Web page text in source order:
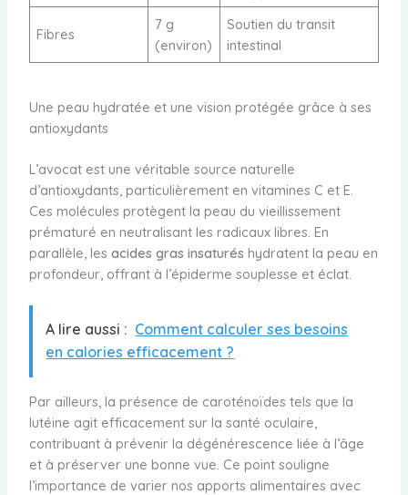
Fibres
7 g
(environ)
Soutien du transit
intestinal
Une peau hydratée et une vision protégée grâce à ses
antioxydants
L’avocat est une véritable source naturelle
d’antioxydants, particulièrement en vitamines C et E.
Ces molécules protègent la peau du vieillissement
prématuré en neutralisant les radicaux libres. En
parallèle, les acides gras insaturés hydratent la peau en
profondeur, offrant à l’épiderme souplesse et éclat.
A lire aussi : Comment calculer ses besoins
en calories efficacement ?
Par ailleurs, la présence de caroténoïdes tels que la
lutéine agit efficacement sur la santé oculaire,
contribuant à prévenir la dégénérescence liée à l’âge
et à préserver une bonne vue. Ce point souligne
l’importance de varier nos apports alimentaires avec